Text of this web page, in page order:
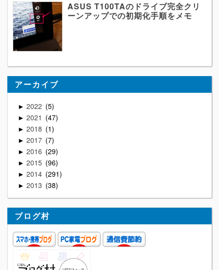
ASUS T100TAのドライブ完全クリ
ーンアップでの初期化手順をメモ
アーカイブ
► 2022 5
► 2021 47
► 2018 1
► 2017 7
► 2016 29
► 2015 96
► 2014 291
► 2013 38
ブログ村